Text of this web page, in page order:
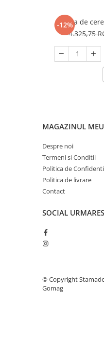
-12%
Moara de
4.325,75
MAGAZINUL MEU
Despre noi
Termeni si Conditii
Politica de
Politica de livrare
Contact
SOCIAL
© Copyright
Gomag